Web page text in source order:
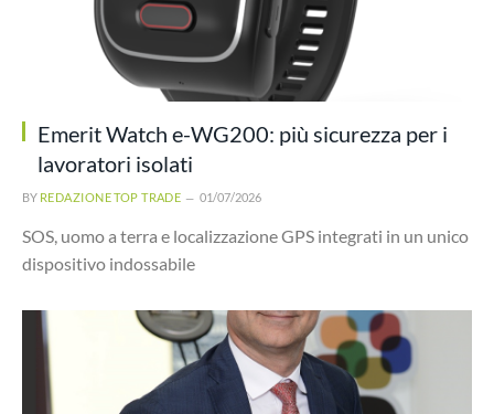
Emerit Watch e-WG200: più sicurezza per i
lavoratori isolati
BY REDAZIONE TOP TRADE 01/07/2026
SOS, uomo a terra e localizzazione GPS integrati in un unico
dispositivo indossabile